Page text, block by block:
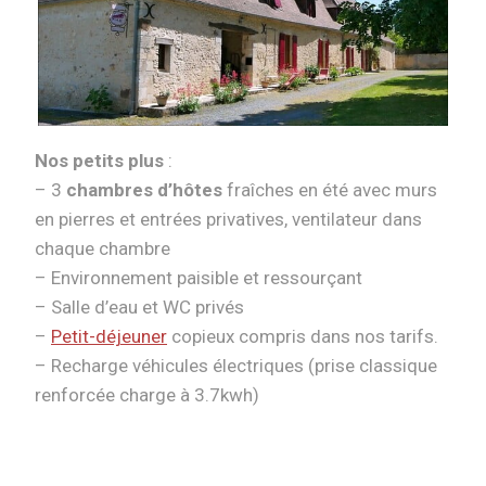
Nos petits plus :
– 3 chambres d’hôtes fraîches en été avec murs
en pierres et entrées privatives, ventilateur dans
chaque chambre
– Environnement paisible et ressourçant
– Salle d’eau et WC privés
– Petit-déjeuner copieux compris dans nos tarifs.
– Recharge véhicules électriques (prise classique
renforcée charge à 3.7kwh)